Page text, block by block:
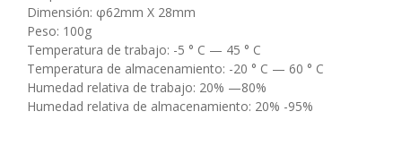
Dimensión: φ62mm X 28mm
Peso: 100g
Temperatura de trabajo: -5 ° C — 45 ° C
Temperatura de almacenamiento: -20 ° C — 60 ° C
Humedad relativa de trabajo: 20% —80%
Humedad relativa de almacenamiento: 20% -95%